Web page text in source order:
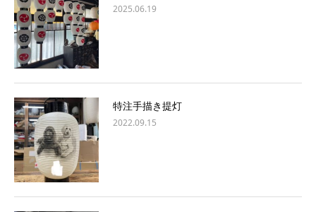
2025.06.19
特注手描き提灯
2022.09.15